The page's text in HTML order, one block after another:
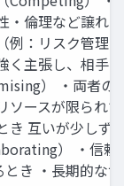
・倫理など譲れ
例：リスク管理
く主張し、相手
） ・両者の
ソースが限られ
き 互いが少しず
） ・信頼
き ・長期的な